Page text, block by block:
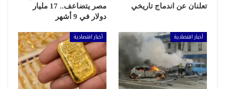
تعلنان عن اندماج تاريخي
مصر يتضاعف.. 17 مليار
دولار في 9 أشهر
أخبار اقتصادية أخبار اقتصادية